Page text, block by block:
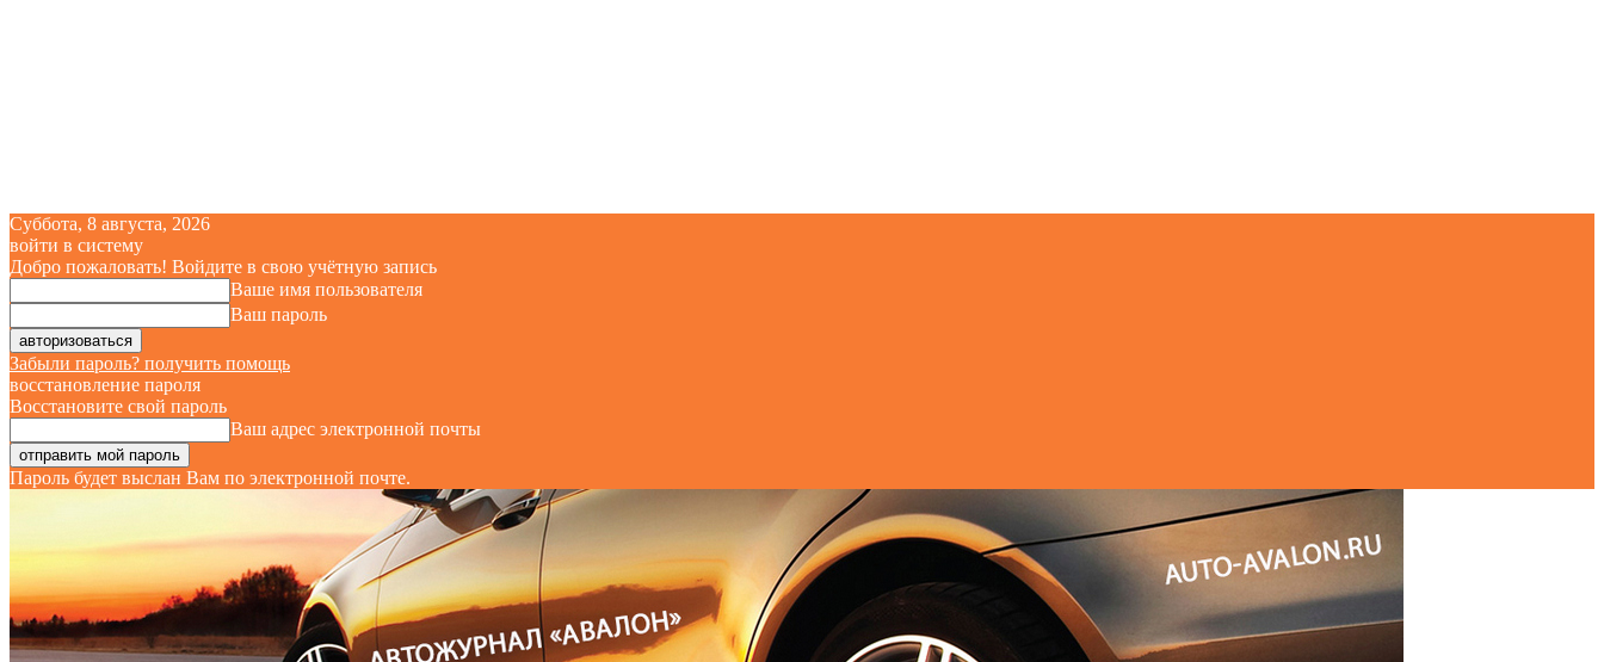
Суббота, 8 августа, 2026
войти в систему
Добро пожаловать! Войдите в свою учётную запись
Ваше имя пользователя
Ваш пароль
Забыли пароль? получить помощь
восстановление пароля
Восстановите свой пароль
Ваш адрес электронной почты
Пароль будет выслан Вам по электронной почте.